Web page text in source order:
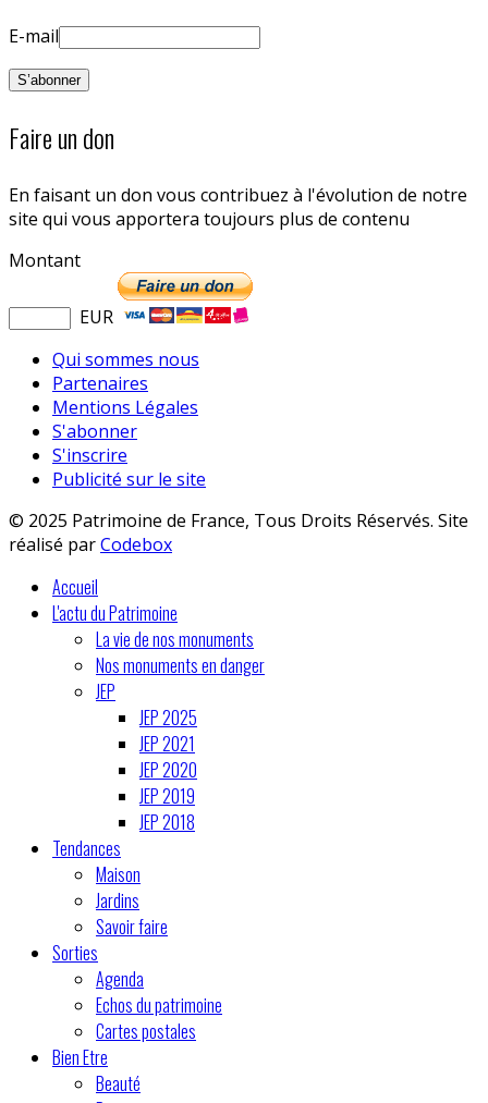
E-mail
Faire un don
En faisant un don vous contribuez à l'évolution de notre
site qui vous apportera toujours plus de contenu
Montant
EUR
Qui sommes nous
Partenaires
Mentions Légales
S'abonner
S'inscrire
Publicité sur le site
© 2025 Patrimoine de France, Tous Droits Réservés. Site
réalisé parCodebox
Accueil
L'actu du Patrimoine
La vie de nos monuments
Nos monuments en danger
JEP
JEP 2025
JEP 2021
JEP 2020
JEP 2019
JEP 2018
Tendances
Maison
Jardins
Savoir faire
Sorties
Agenda
Echos du patrimoine
Cartes postales
Bien Etre
Beauté